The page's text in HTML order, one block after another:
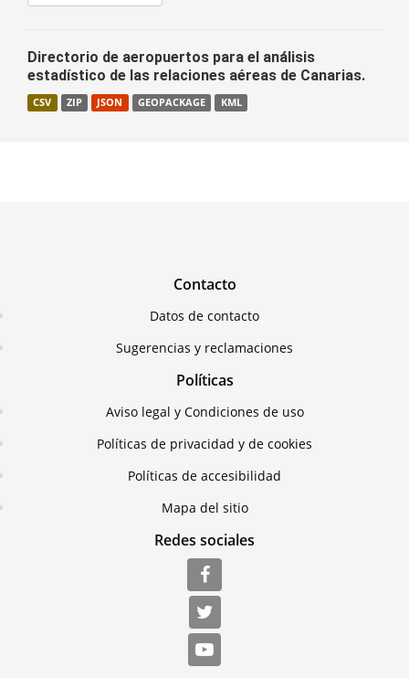
Directorio de aeropuertos para el análisis
estadístico de las relaciones aéreas de Canarias.
CSV ZIP JSON GEOPACKAGE KML
Contacto
Datos de contacto
Sugerencias y reclamaciones
Políticas
Aviso legal y Condiciones de uso
Políticas de privacidad y de cookies
Políticas de accesibilidad
Mapa del sitio
Redes sociales